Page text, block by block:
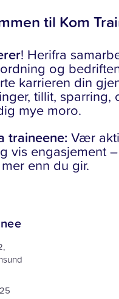
til Kom
! Herifra
og
karrieren din
tillit, sparring,
mye moro.
traineene:Vær
vis engasjement
enn du gir.